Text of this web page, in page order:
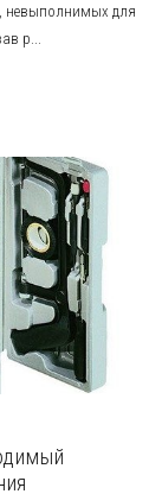
невыполнимых для
р...